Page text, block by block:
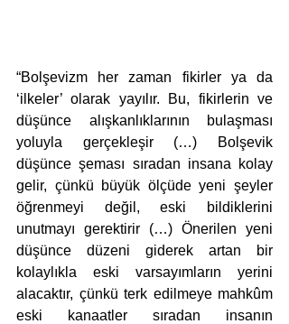
“Bolşevizm her zaman fikirler ya da
‘ilkeler’ olarak yayılır. Bu, fikirlerin ve
düşünce alışkanlıklarının bulaşması
yoluyla gerçekleşir (…) Bolşevik
düşünce şeması sıradan insana kolay
gelir, çünkü büyük ölçüde yeni şeyler
öğrenmeyi değil, eski bildiklerini
unutmayı gerektirir (…) Önerilen yeni
düşünce düzeni giderek artan bir
kolaylıkla eski varsayımların yerini
alacaktır, çünkü terk edilmeye mahkûm
eski kanaatler sıradan insanın